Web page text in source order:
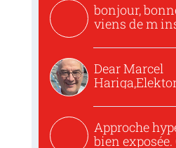
bonjour,
viens de m
Dear Marcel
Approche
bien exposée.